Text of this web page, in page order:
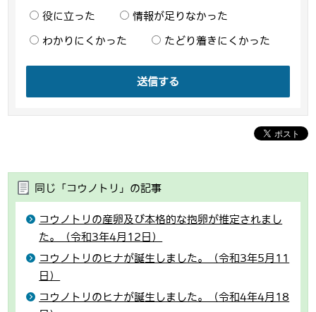
役に立った 情報が足りなかった
わかりにくかった たどり着きにくかった
送信する
同じ「コウノトリ」の記事
コウノトリの産卵及び本格的な抱卵が推定されまし
た。（令和3年4月12日）
コウノトリのヒナが誕生しました。（令和3年5月11
日）
コウノトリのヒナが誕生しました。（令和4年4月18